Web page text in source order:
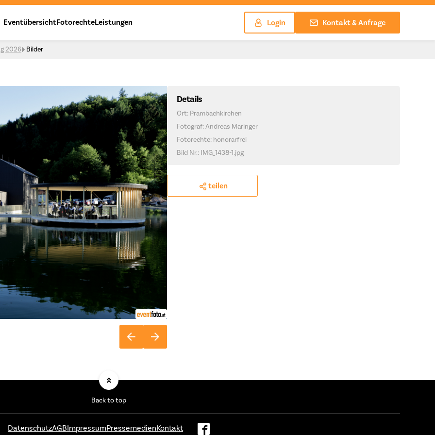
EventübersichtFotorechteLeistungen Login Kontakt & Anfrage
2026 Bilder
Details
Ort: Prambachkirchen
Fotograf: Andreas Maringer
Fotorechte: honorarfrei
Bild Nr.: IMG_1438-1.jpg
teilen
Back to top
DatenschutzAGBImpressumPressemedienKontakt